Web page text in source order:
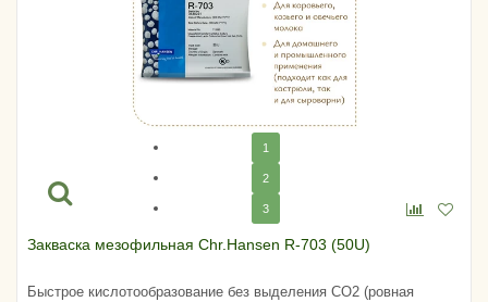
1
2
3
Закваска мезофильная Chr.Hansen R-703 (50U)
Быстрое кислотообразование без выделения CO2 (ровная